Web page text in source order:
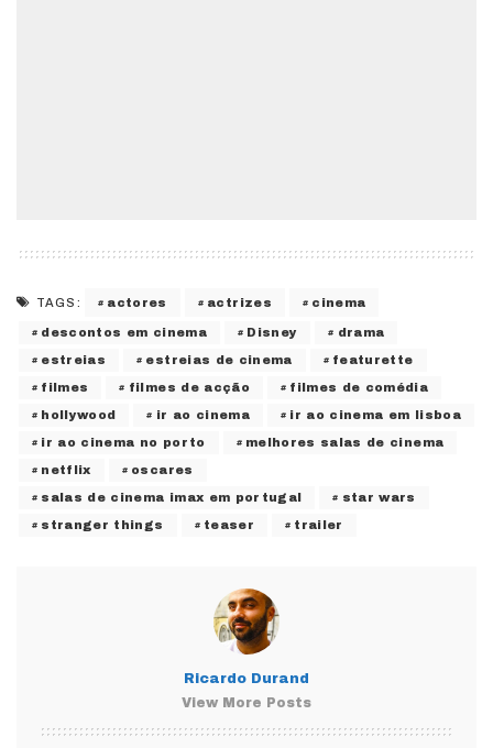
TAGS: actores actrizes cinema
descontos em cinema Disney drama
estreias estreias de cinema featurette
filmes filmes de acção filmes de comédia
hollywood ir ao cinema ir ao cinema em lisboa
ir ao cinema no porto melhores salas de cinema
netflix oscares
salas de cinema imax em portugal star wars
stranger things teaser trailer
Ricardo Durand
View More Posts